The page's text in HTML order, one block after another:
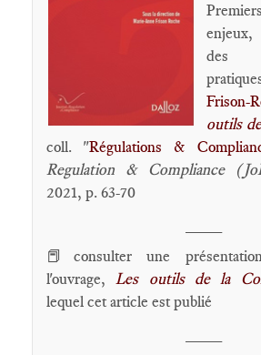
des
Frison-
outils
coll. "Régulations &
Regulation & Compliance
2021, p. 63-70
📕consulter une
l'ouvrage,Les outils de la
lequel cet article est publié